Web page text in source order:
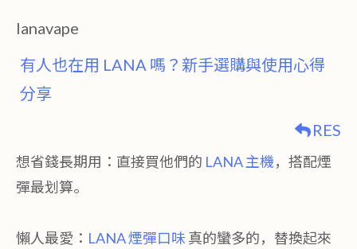
lanavape
有人也在用 LANA 嗎？新手選購與使用心得
分享
RES
想省錢長期用：直接買他們的 LANA 主機，搭配煙
彈最划算。
懶人最愛： LANA 煙彈口味 真的蠻多的，替換起來